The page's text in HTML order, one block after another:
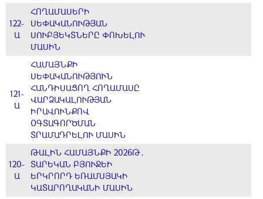
122-
Ա
ՀՈՂԱՄԱՍԵՐԻ
ՍԵՓԱԿԱՆՈՒԹՅԱՆ
ՍՈՒԲՅԵԿՏՆԵՐԸ ՓՈԽԵԼՈՒ
ՄԱՍԻՆ
121-
Ա
ՀԱՄԱՅՆՔԻ
ՍԵՓԱԿԱՆՈՒԹՅՈՒՆ
ՀԱՆԴԻՍԱՑՈՂ ՀՈՂԱՄԱՍԸ
ՎԱՐՁԱԿԱԼՈՒԹՅԱՆ
ԻՐԱՎՈՒՆՔՈՎ
ՕԳՏԱԳՈՐԾՄԱՆ
ՏՐԱՄԱԴՐԵԼՈՒ ՄԱՍԻՆ
120-
Ա
ԹԱԼԻՆ ՀԱՄԱՅՆՔԻ 2026Թ․
ՏԱՐԵԿԱՆ ԲՅՈՒՋԵԻ
ԵՐԿՐՈՐԴ ԵՌԱՄՍՅԱԿԻ
ԿԱՏԱՐՈՂԱԿԱՆԻ ՄԱՍԻՆ